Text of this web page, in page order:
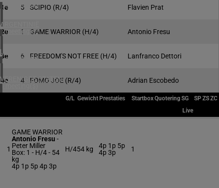
1 meeting(s)
ARGENTINIË
1 meeting(s)
URUGUAY
1 meeting(s)
VERENIGDE STATEN
4 meeting(s)
1e 5 SCIPIO (R/4) Flavien Prat
2e 1 GAME WARRIOR (H/4) Antonio Fresu
3e 6 FREEDOM'S NOT FREE (H/4) Lanfranco Dettori
4e 4 FOMO JOE (R/4) Adrian Escobedo
G/L Gewicht Prestaties StartboxQuoteringSG SPZSZC
Live
1
GAME WARRIOR
Antonio Fresu -
Peter Miller
Box: 1 - H/4 - 54
kg
4p 1p 5p 4p 3p
H/454 kg
4p 1p 5p
4p 3p
1